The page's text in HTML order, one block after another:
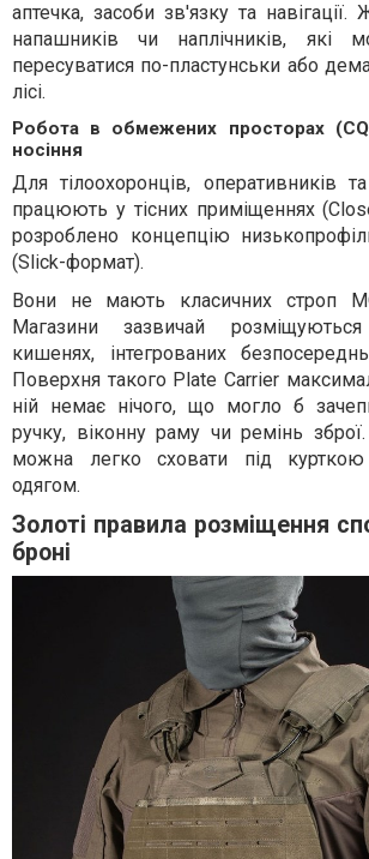
аптечка, засоби зв'язку та
напашників чи наплічників, які
пересуватися по-пластунськи або
лісі.
Робота в обмежених просторах
носіння
Для тілоохоронців, оперативників
працюють у тісних приміщеннях
розроблено концепцію
(Slick-формат).
Вони не мають класичних строп
Магазини зазвичай
кишенях, інтегрованих
Поверхня такого Plate Carrier
ній немає нічого, що могло б
ручку, віконну раму чи ремінь
можна легко сховати під
одягом.
Золоті правила розміщення
броні